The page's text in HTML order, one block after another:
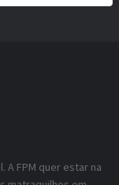
FPM quer estar na